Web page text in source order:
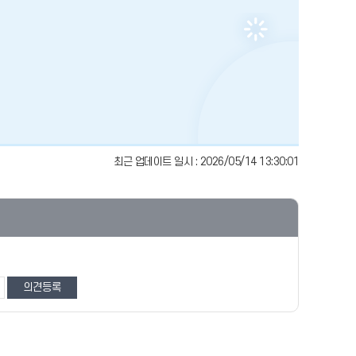
최근 업데이트 일시 : 2026/05/14 13:30:01